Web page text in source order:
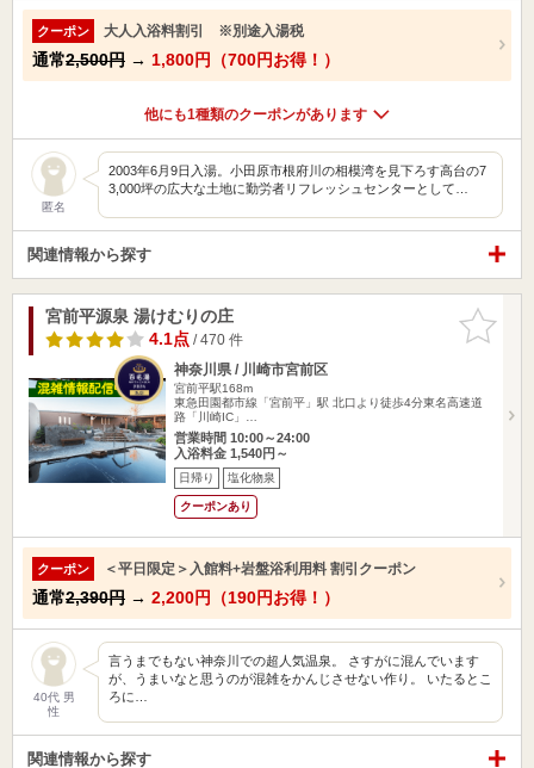
クーポン 大人入浴料割引 ※別途入湯税
通常2,500円 → 1,800円（700円お得！）
他にも1種類のクーポンがあります
匿名
2003年6月9日入湯。小田原市根府川の相模湾を見下ろす高台の7
3,000坪の広大な土地に勤労者リフレッシュセンターとして…
関連情報から探す
お気に入
りに追加
宮前平源泉 湯けむりの庄
4.1点/ 470 件
神奈川県 / 川崎市宮前区
宮前平駅168m
東急田園都市線「宮前平」駅 北口より徒歩4分東名高速道
路「川崎IC」…
営業時間 10:00～24:00
入浴料金 1,540円～
日帰り 塩化物泉
クーポンあり
クーポン ＜平日限定＞入館料+岩盤浴利用料 割引クーポン
通常2,390円 → 2,200円（190円お得！）
40代 男
性
言うまでもない神奈川での超人気温泉。 さすがに混んでいます
が、うまいなと思うのが混雑をかんじさせない作り。 いたるとこ
ろに…
関連情報から探す